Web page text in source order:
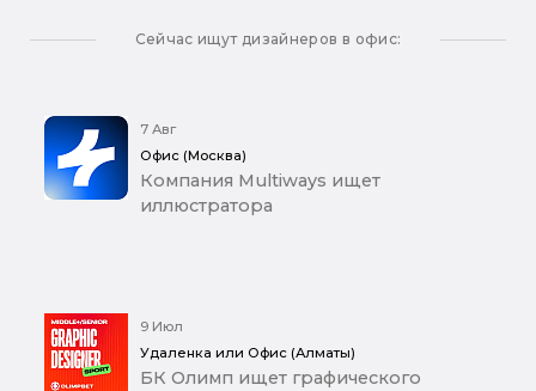
Сейчас ищут дизайнеров в офис:
7 Авг
Офис (Москва)
Компания Multiways ищет
иллюстратора
9 Июл
Удаленка или Офис (Алматы)
БК Олимп ищет графического